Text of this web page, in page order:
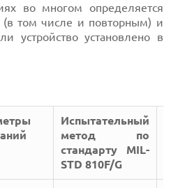
во многом определяется
(в том числе и повторным) и
устройство установлено в
Испытательный
метод по
стандарту MIL-
STD 810F/G